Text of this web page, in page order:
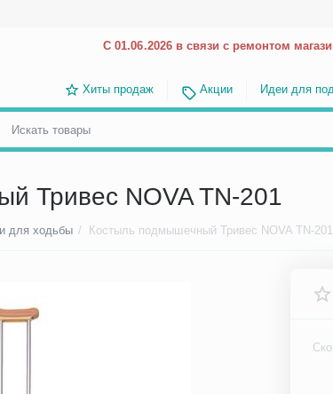
С 01.06.2026 в связи с ремонтом
Хиты продаж Акции Идеи для
Тривес NOVA TN-201
для ходьбы / Костыль подмышечный Тривес NOVA TN-201